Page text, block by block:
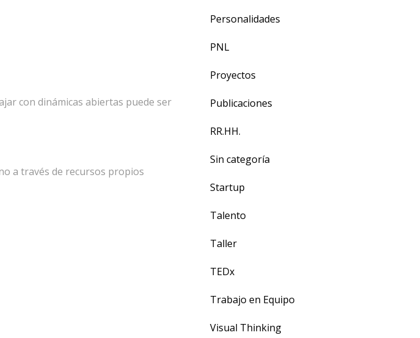
con dinámicas abiertas puede ser
a través de recursos propios
Personalidades
PNL
Proyectos
Publicaciones
RR.HH.
Sin categoría
Startup
Talento
Taller
TEDx
Trabajo en Equipo
Visual Thinking